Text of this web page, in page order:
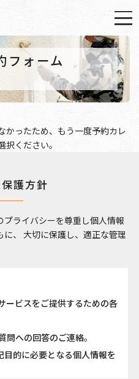
フォーム
かったため、もう一度予約カレ
択ください。
護方針
ライバシーを尊重し個人情報
、 大切に保護し、適正な管理
ービスをご提供するための各
への回答のご連絡。
的に必要となる個人情報を